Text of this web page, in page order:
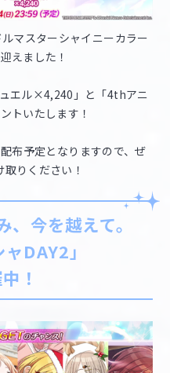
マスターシャイニーカラー
えました！
エル×4,240」と「4thアニ
トいたします！
布予定となりますので、ぜ
りください！
、今を越えて。
DAY2」
！